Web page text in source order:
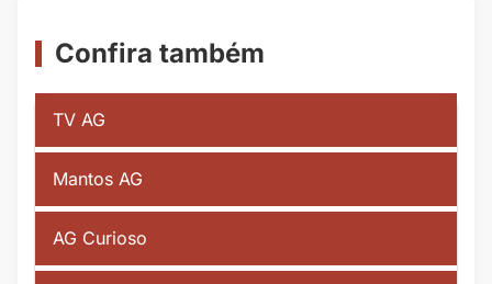
Confira também
TV AG
Mantos AG
AG Curioso